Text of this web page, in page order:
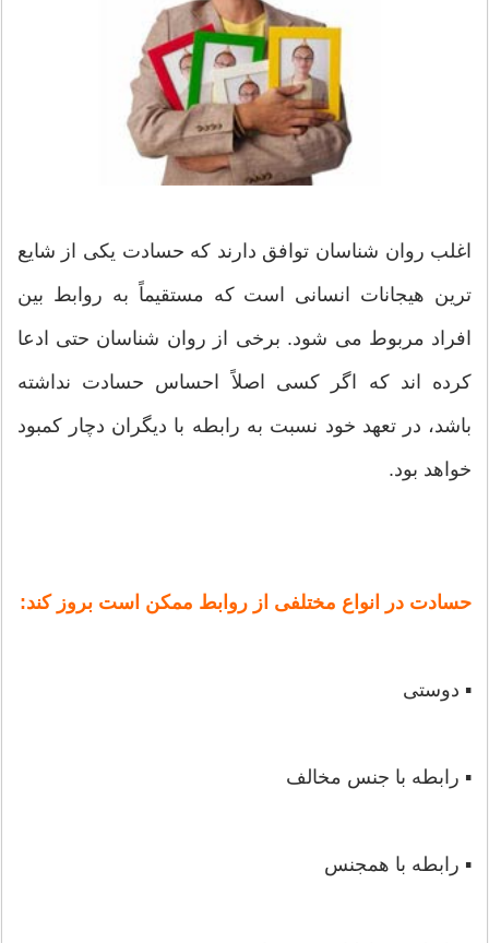
اغلب روان شناسان توافق دارند که حسادت یکی از شایع
ترین هیجانات انسانی است که مستقیماً به روابط بین
افراد مربوط می شود. برخی از روان شناسان حتی ادعا
کرده اند که اگر کسی اصلاً احساس حسادت نداشته
باشد، در تعهد خود نسبت به رابطه با دیگران دچار کمبود
خواهد بود.
حسادت در انواع مختلفی از روابط ممکن است بروز کند:
▪ دوستی
▪ رابطه با جنس مخالف
▪ رابطه با همجنس